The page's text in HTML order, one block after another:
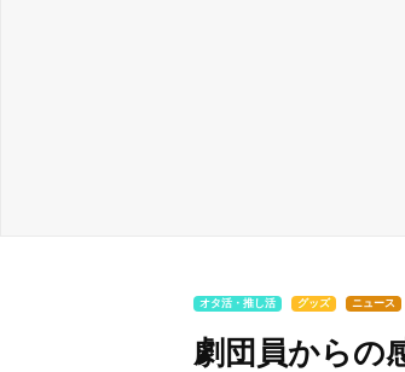
オタ活・推し活 グッズ ニュース
劇団員からの